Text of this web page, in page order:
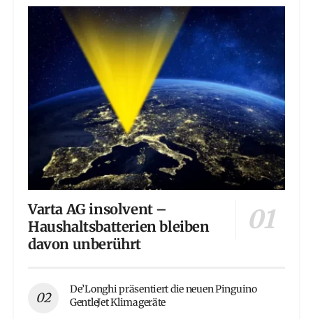
Varta AG insolvent –
Haushaltsbatterien bleiben
davon unberührt
De’Longhi präsentiert die neuen Pinguino
GentleJet Klimageräte